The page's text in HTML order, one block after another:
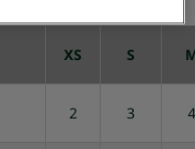
XS S
2 3 4